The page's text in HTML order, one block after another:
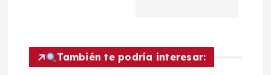
ó
También te podría interesar: